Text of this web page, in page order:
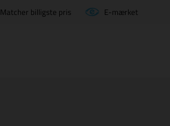
Matcher billigste pris E-mærket